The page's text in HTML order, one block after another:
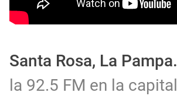
Santa Rosa, La Pampa.
la 92.5 FM en la capital